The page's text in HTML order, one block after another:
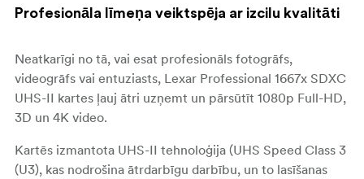
Profesionāla līmeņa veiktspēja ar izcilu kvalitāti
Neatkarīgi no tā, vai esat profesionāls fotogrāfs,
videogrāfs vai entuziasts, Lexar Professional 1667x SDXC
UHS-II kartes ļauj ātri uzņemt un pārsūtīt 1080p Full-HD,
3D un 4K video.
Kartēs izmantota UHS-II tehnoloģija (UHS Speed Class 3
(U3), kas nodrošina ātrdarbīgu darbību, un to lasīšanas